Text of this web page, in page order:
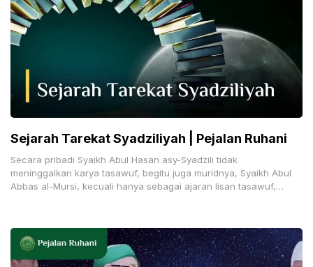
Sejarah Tarekat Syadziliyah | Pejalan Ruhani
Secara pribadi Syaikh Abul Hasan asy-Syadzili tidak
meninggalkan karya tasawuf, begitu juga muridnya, Syaikh Abul
Abbas al-Mursi, kecuali hanya sebagai ajaran lisan tasawuf,